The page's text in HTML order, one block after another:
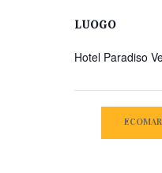
LUOGO
Hotel Paradiso